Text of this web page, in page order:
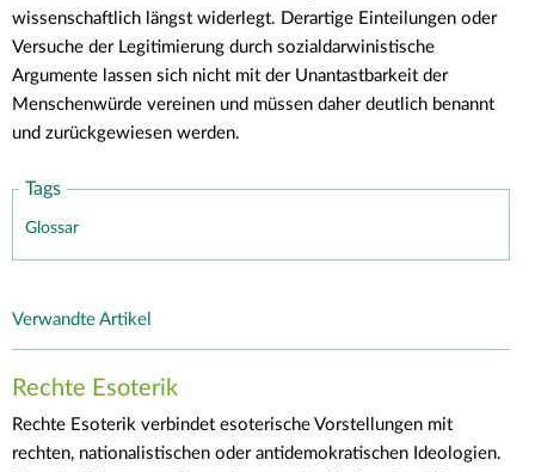
wissenschaftlich längst widerlegt. Derartige Einteilungen oder
Versuche der Legitimierung durch sozialdarwinistische
Argumente lassen sich nicht mit der Unantastbarkeit der
Menschenwürde vereinen und müssen daher deutlich benannt
und zurückgewiesen werden.
Tags
Glossar
Verwandte Artikel
Rechte Esoterik
Rechte Esoterik verbindet esoterische Vorstellungen mit
rechten, nationalistischen oder antidemokratischen Ideologien.